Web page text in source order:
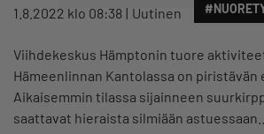
1.8.2022 klo 08:38 Uutinen
Viihdekeskus Hämptonin tuore
Hämeenlinnan Kantolassa on piristävän
Aikaisemmin tilassa sijainneen
saattavat hieraista silmiään astuessaan…